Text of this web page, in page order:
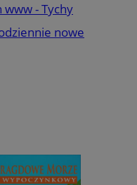
- Tychy
nowe